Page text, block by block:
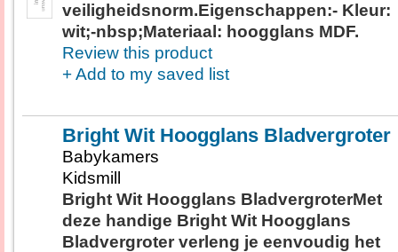
veiligheidsnorm.Eigenschappen:- Kleur:
wit;-nbsp;Materiaal: hoogglans MDF.
Review this product
+ Add to my saved list
Bright Wit Hoogglans Bladvergroter
Babykamers
Kidsmill
Bright Wit Hoogglans BladvergroterMet
deze handige Bright Wit Hoogglans
Bladvergroter verleng je eenvoudig het